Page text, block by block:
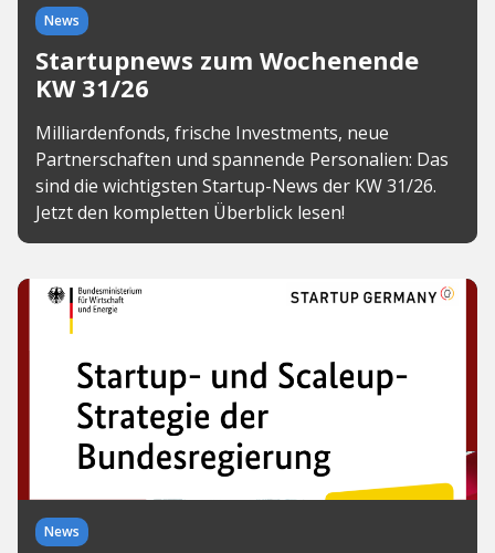
News
Startupnews zum Wochenende
KW 31/26
Milliardenfonds, frische Investments, neue
Partnerschaften und spannende Personalien: Das
sind die wichtigsten Startup-News der KW 31/26.
Jetzt den kompletten Überblick lesen!
News